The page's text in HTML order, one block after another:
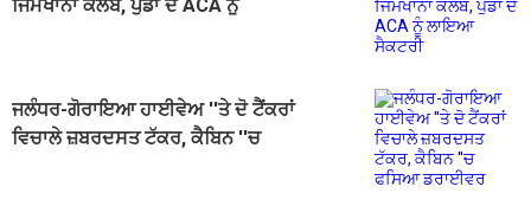
ਜਿਮਖਾਨਾ ਕਲੱਬ, ਪੁੱਡਾ ਦੇ ACA ਨੂੰ
ਜਲੰਧਰ-ਗੋਰਾਇਆ ਹਾਈਵੇਅ ''ਤੇ ਦੋ ਟੈਂਕਰਾਂ
ਵਿਚਾਲੇ ਜ਼ਬਰਦਸਤ ਟੱਕਰ, ਕੈਬਿਨ ''ਚ